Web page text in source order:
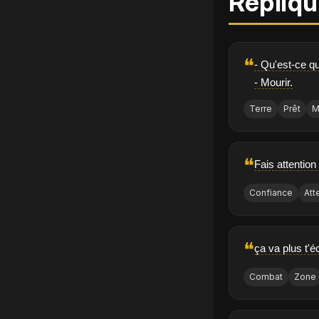
❝- Qu'est-ce
- Mourir.
Terre Prêt
❝Fais
Confiance
❝ça va plus
Combat Zone